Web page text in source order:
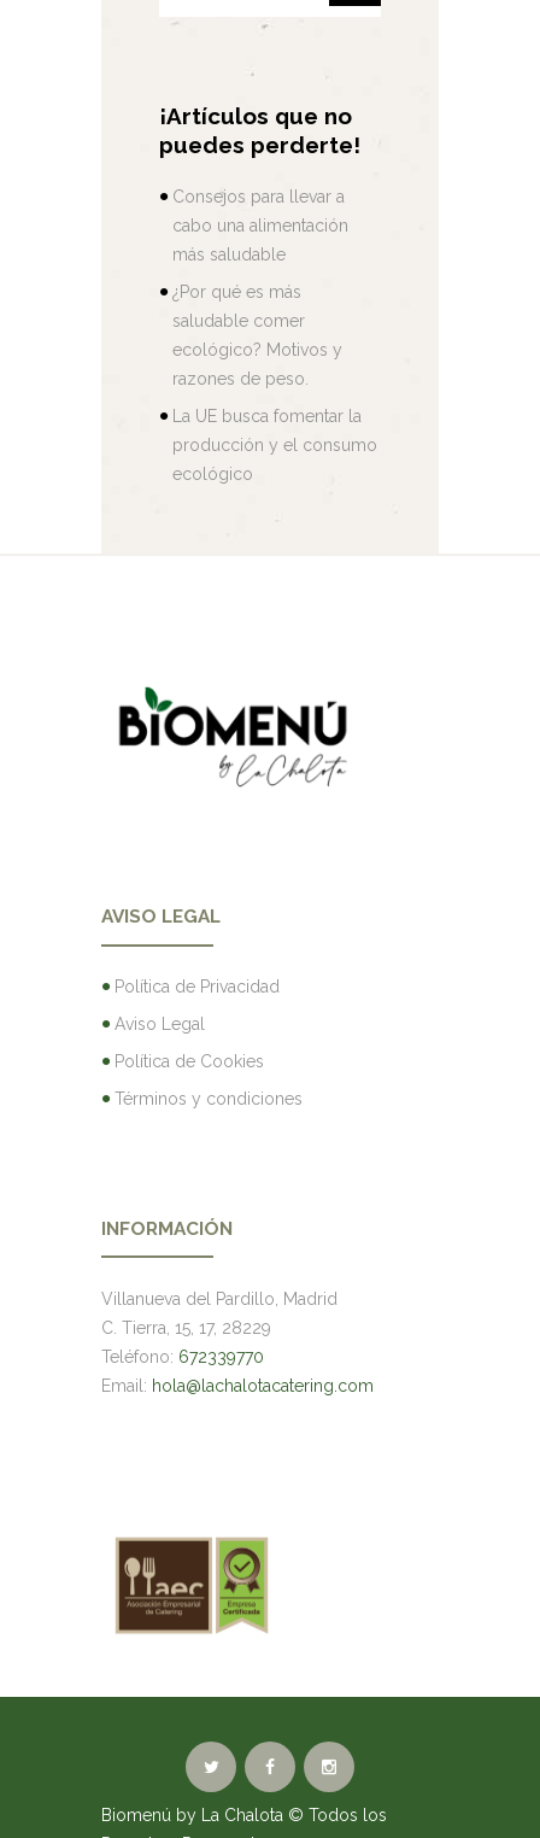
¡Artículos que no
puedes perderte!
Consejos para llevar a
cabo una alimentación
más saludable
¿Por qué es más
saludable comer
ecológico? Motivos y
razones de peso.
La UE busca fomentar la
producción y el consumo
ecológico
AVISO LEGAL
Política de Privacidad
Aviso Legal
Política de Cookies
Términos y condiciones
INFORMACIÓN
Villanueva del Pardillo, Madrid
C. Tierra, 15, 17, 28229
Teléfono: 672339770
Email: hola@lachalotacatering.com
Biomenú by La Chalota © Todos los